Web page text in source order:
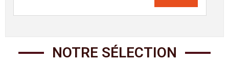
NOTRE SÉLECTION